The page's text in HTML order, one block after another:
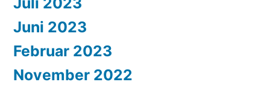
Juni 2023
Februar 2023
November 2022